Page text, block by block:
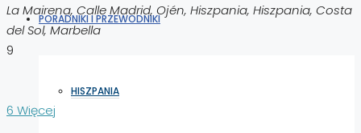
PORADNIKI I PRZEWODNIKI
HISZPANIA
La Mairena, Calle Madrid, Ojén, Hiszpania, Hiszpania, Costa
del Sol, Marbella
9
6 Więcej